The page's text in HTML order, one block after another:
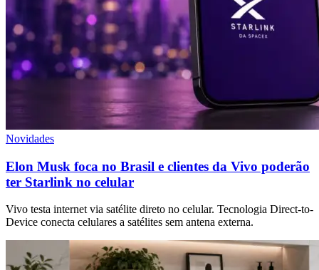
Novidades
Elon Musk foca no Brasil e clientes da Vivo poderão
ter Starlink no celular
Vivo testa internet via satélite direto no celular. Tecnologia Direct-to-
Device conecta celulares a satélites sem antena externa.